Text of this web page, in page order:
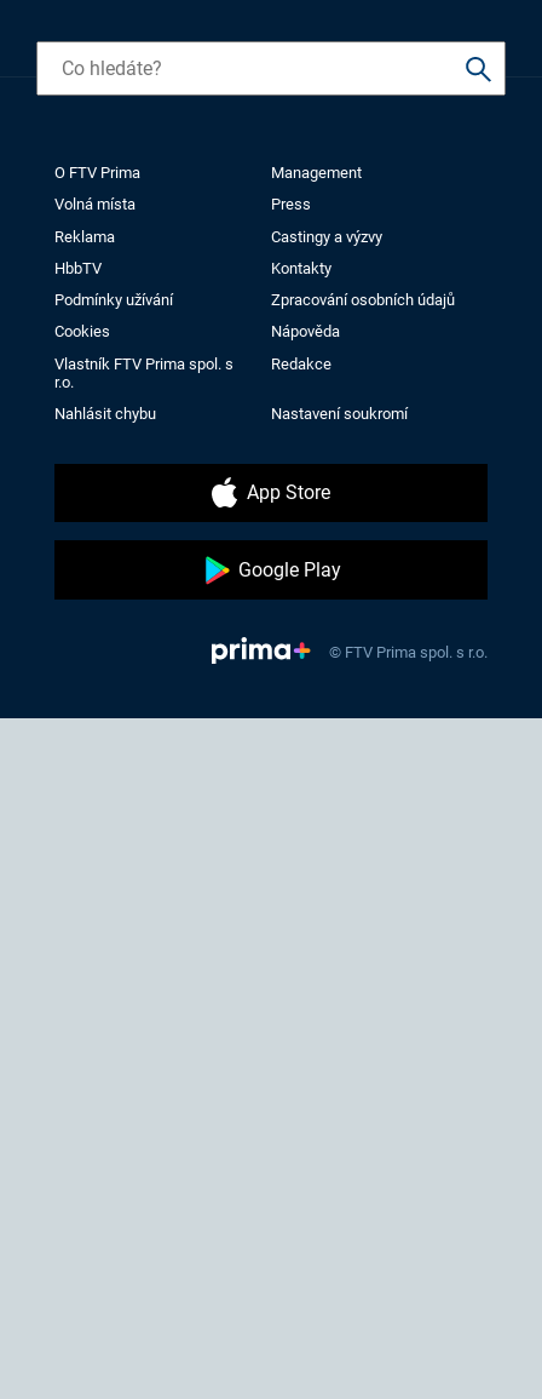
O FTV Prima
Management
Volná místa
Press
Reklama
Castingy a výzvy
HbbTV
Kontakty
Podmínky užívání
Zpracování osobních údajů
Cookies
Nápověda
Vlastník FTV Prima spol. s
r.o.
Redakce
Nahlásit chybu Nastavení soukromí
App Store
Google Play
© FTV Prima spol. s r.o.